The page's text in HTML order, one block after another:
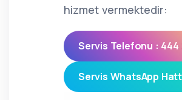
hizmet vermektedir:
Servis Telefonu : 444
Servis WhatsApp